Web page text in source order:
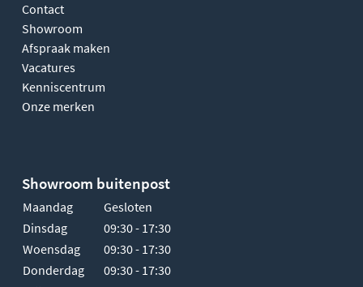
Contact
Showroom
Afspraak maken
Vacatures
Kenniscentrum
Onze merken
Showroom buitenpost
Maandag
Gesloten
Dinsdag
09:30 - 17:30
Woensdag
09:30 - 17:30
Donderdag
09:30 - 17:30